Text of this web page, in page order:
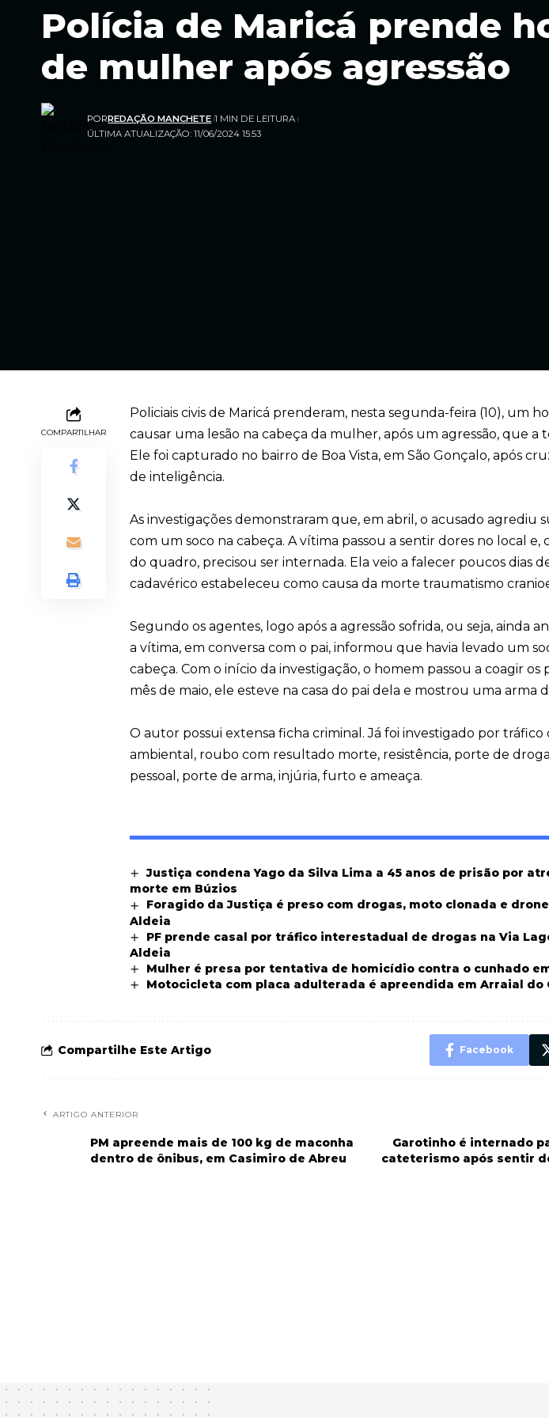
Polícia de Maricá prende
de mulher após agressão
ÚLTIMA ATUALIZAÇÃO: 11/06/2024 15:53
PORREDAÇÃO MANCHETE 1 MIN DE LEITURA
COMPARTILHAR
Policiais civis de Maricá prenderam, nesta segunda-feira (10), um
causar uma lesão na cabeça da mulher, após um agressão, que a
Ele foi capturado no bairro de Boa Vista, em São Gonçalo, após
de inteligência.
As investigações demonstraram que, em abril, o acusado agrediu
com um soco na cabeça. A vítima passou a sentir dores no local e,
do quadro, precisou ser internada. Ela veio a falecer poucos dias
cadavérico estabeleceu como causa da morte traumatismo
Segundo os agentes, logo após a agressão sofrida, ou seja, ainda
a vítima, em conversa com o pai, informou que havia levado um
cabeça. Com o início da investigação, o homem passou a coagir os
mês de maio, ele esteve na casa do pai dela e mostrou uma arma
O autor possui extensa ficha criminal. Já foi investigado por tráfico
ambiental, roubo com resultado morte, resistência, porte de
pessoal, porte de arma, injúria, furto e ameaça.
Justiça condena Yago da Silva Lima a 45 anos de prisão por
morte em Búzios
Foragido da Justiça é preso com drogas, moto clonada e
Aldeia
PF prende casal por tráfico interestadual de drogas na Via
Aldeia
Mulher é presa por tentativa de homicídio contra o cunhado
Motocicleta com placa adulterada é apreendida em Arraial do
Compartilhe Este Artigo Facebook
ARTIGO ANTERIOR
PM apreende mais de 100 kg de maconha
dentro de ônibus, em Casimiro de Abreu
Garotinho é internado
cateterismo após sentir